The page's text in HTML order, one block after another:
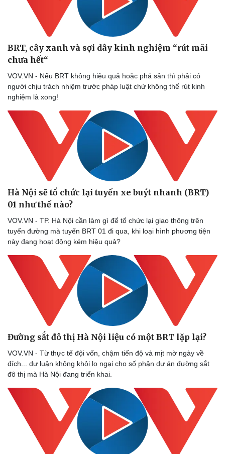
Dinh dưỡng - món ngon
Cây thuốc
Sản phụ khoa
Nam khoa
Làm đẹp - giảm cân
Nhà đẹp
Tình yêu - Gia đình
BRT, cây xanh và sợi dây kinh nghiệm “rút mãi
chưa hết“
VOV.VN - Nếu BRT không hiệu quả hoặc phá sản thì phải có
người chịu trách nhiệm trước pháp luật chứ không thể rút kinh
nghiệm là xong!
Hà Nội sẽ tổ chức lại tuyến xe buýt nhanh (BRT)
01 như thế nào?
VOV.VN - TP. Hà Nội cần làm gì để tổ chức lại giao thông trên
tuyến đường mà tuyến BRT 01 đi qua, khi loại hình phương tiện
này đang hoạt động kém hiệu quả?
Đường sắt đô thị Hà Nội liệu có một BRT lặp lại?
VOV.VN - Từ thực tế đội vốn, chậm tiến độ và mịt mờ ngày về
đích... dư luận không khỏi lo ngại cho số phận dự án đường sắt
đô thị mà Hà Nội đang triển khai.